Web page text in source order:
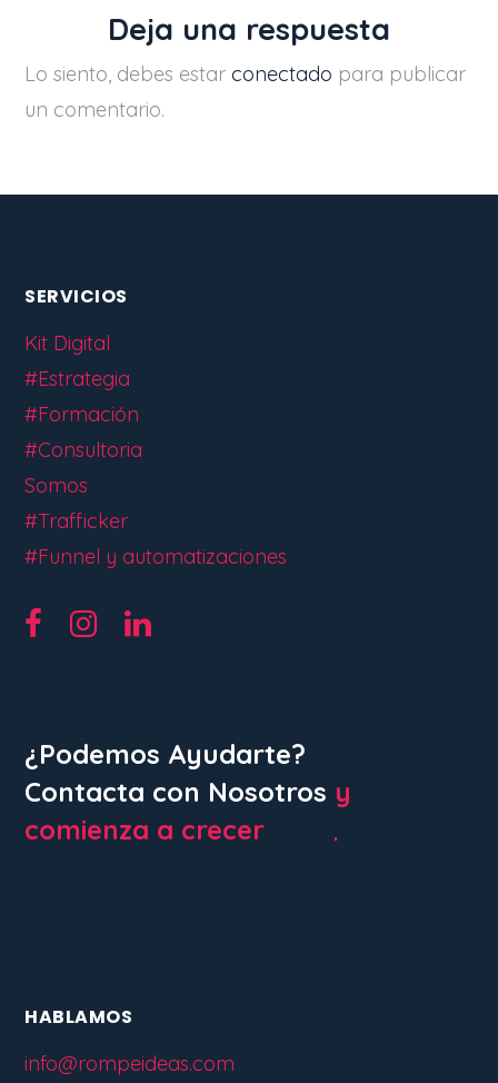
Deja una respuesta
Lo siento, debes estar conectado para publicar
un comentario.
SERVICIOS
Kit Digital
#Estrategia
#Formación
#Consultoria
Somos
#Trafficker
#Funnel y automatizaciones
¿Podemos Ayudarte?
Contacta con Nosotros y
comienza a crecer
HABLAMOS
info@rompeideas.com